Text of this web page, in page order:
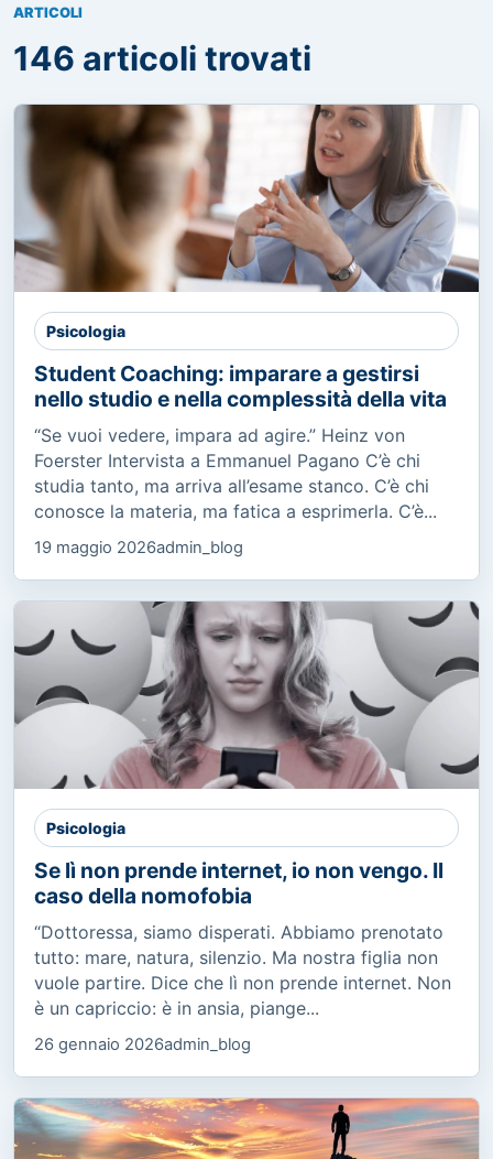
ARTICOLI
146 articoli trovati
Psicologia
Student Coaching: imparare a gestirsi
nello studio e nella complessità della vita
“Se vuoi vedere, impara ad agire.” Heinz von
Foerster Intervista a Emmanuel Pagano C’è chi
studia tanto, ma arriva all’esame stanco. C’è chi
conosce la materia, ma fatica a esprimerla. C’è...
19 maggio 2026admin_blog
Psicologia
Se lì non prende internet, io non vengo. Il
caso della nomofobia
“Dottoressa, siamo disperati. Abbiamo prenotato
tutto: mare, natura, silenzio. Ma nostra figlia non
vuole partire. Dice che lì non prende internet. Non
è un capriccio: è in ansia, piange...
26 gennaio 2026admin_blog